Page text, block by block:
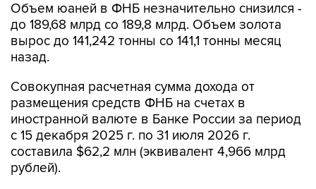
Объем юаней в ФНБ незначительно снизился -
до 189,68 млрд со 189,8 млрд. Объем золота
вырос до 141,242 тонны со 141,1 тонны месяц
назад.
Совокупная расчетная сумма дохода от
размещения средств ФНБ на счетах в
иностранной валюте в Банке России за период
с 15 декабря 2025 г. по 31 июля 2026 г.
составила $62,2 млн (эквивалент 4,966 млрд
рублей).